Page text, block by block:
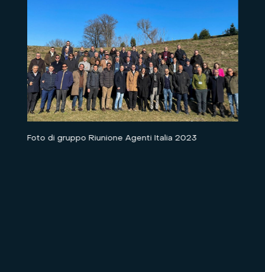
Foto di gruppo Riunione Agenti Italia 2023